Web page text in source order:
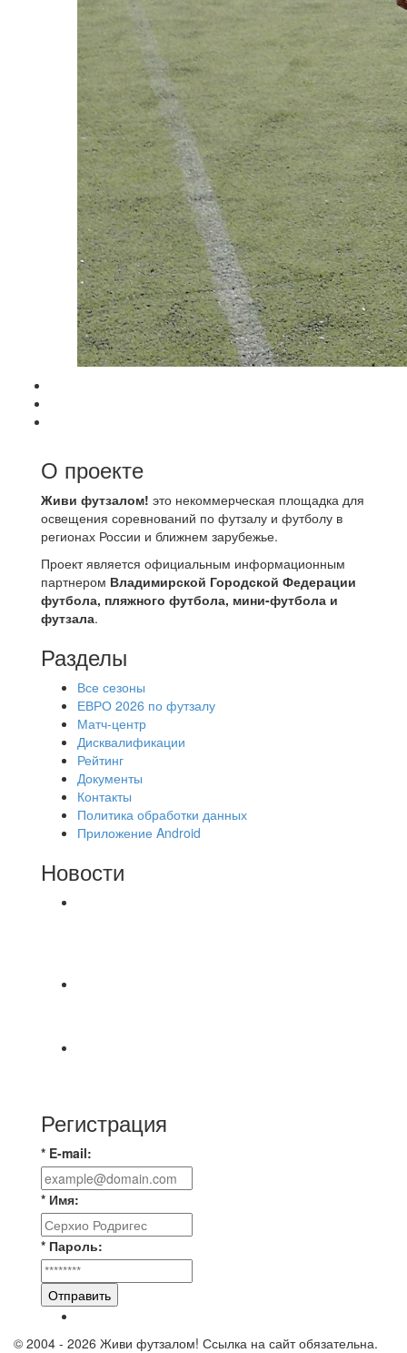
О проекте
Живи футзалом! это некоммерческая площадка для
освещения соревнований по футзалу и футболу в
регионах России и ближнем зарубежье.
Проект является официальным информационным
партнером Владимирской Городской Федерации
футбола, пляжного футбола, мини-футбола и
футзала.
Разделы
Все сезоны
ЕВРО 2026 по футзалу
Матч-центр
Дисквалификации
Рейтинг
Документы
Контакты
Политика обработки данных
Приложение Android
Новости
Регистрация
* E-mail:
* Имя:
* Пароль:
Отправить
© 2004 - 2026 Живи футзалом! Ссылка на сайт обязательна.